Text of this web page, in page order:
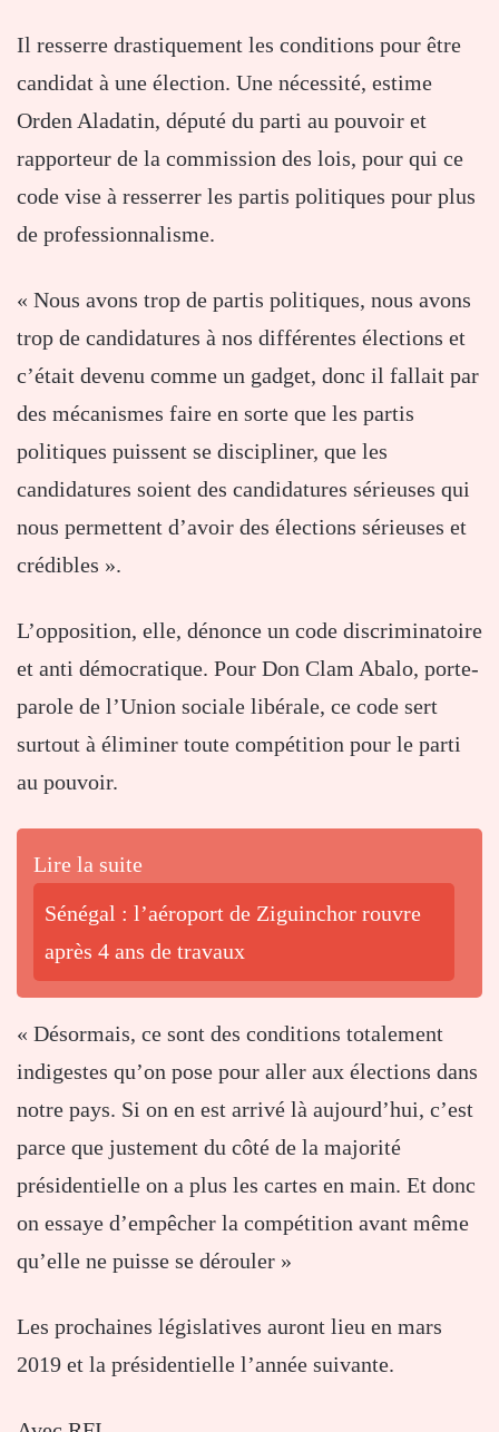
Il resserre drastiquement les conditions pour être
candidat à une élection. Une nécessité, estime
Orden Aladatin, député du parti au pouvoir et
rapporteur de la commission des lois, pour qui ce
code vise à resserrer les partis politiques pour plus
de professionnalisme.
« Nous avons trop de partis politiques, nous avons
trop de candidatures à nos différentes élections et
c’était devenu comme un gadget, donc il fallait par
des mécanismes faire en sorte que les partis
politiques puissent se discipliner, que les
candidatures soient des candidatures sérieuses qui
nous permettent d’avoir des élections sérieuses et
crédibles ».
L’opposition, elle, dénonce un code discriminatoire
et anti démocratique. Pour Don Clam Abalo, porte-
parole de l’Union sociale libérale, ce code sert
surtout à éliminer toute compétition pour le parti
au pouvoir.
Lire la suite
Sénégal : l’aéroport de Ziguinchor rouvre
après 4 ans de travaux
« Désormais, ce sont des conditions totalement
indigestes qu’on pose pour aller aux élections dans
notre pays. Si on en est arrivé là aujourd’hui, c’est
parce que justement du côté de la majorité
présidentielle on a plus les cartes en main. Et donc
on essaye d’empêcher la compétition avant même
qu’elle ne puisse se dérouler »
Les prochaines législatives auront lieu en mars
2019 et la présidentielle l’année suivante.